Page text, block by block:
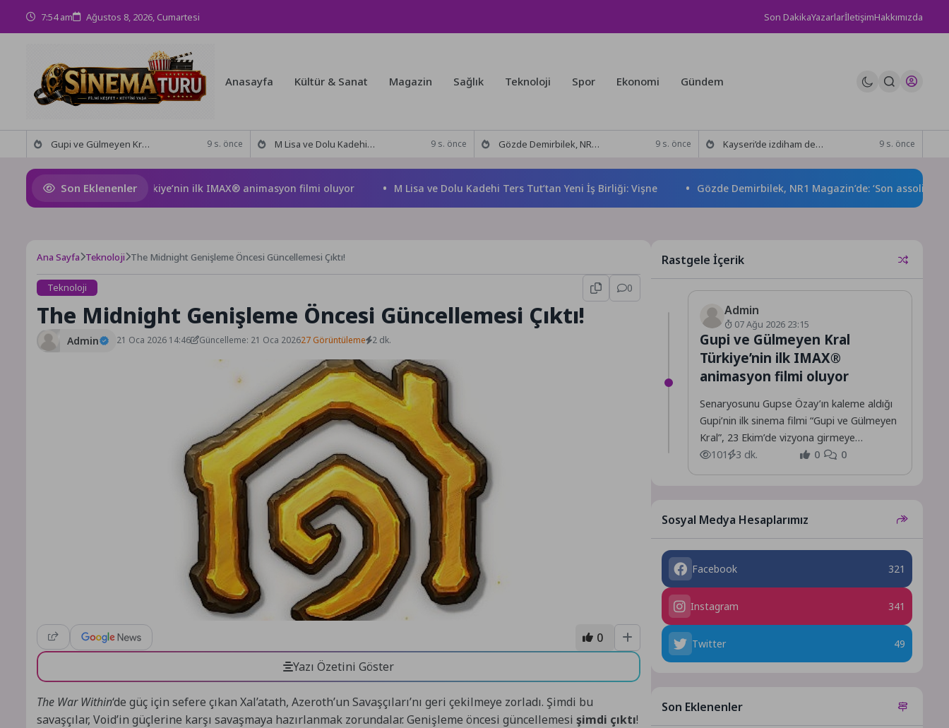
7:54 am Ağustos 8, 2026, Cumartesi Son DakikaYazarlarİletişimHakkımızda
Anasayfa Kültür & Sanat Magazin Sağlık Teknoloji Spor Ekonomi Gündem
Gupi ve Gülmeyen Kral Türkiye’nin ilk IMAX® animasyon filmi oluyor 9 s. önce M Lisa ve Dolu Kadehi Ters Tut’tan Yeni İş Birliği: Vişne 9 s. önce Gözde Demirbilek, NR1 Magazin’de: ‘Son assolist olarak var olacağım!’ 9 s. önce Kayseri’de izdiham değil, rekor vardı! 9 s. önce
Son Eklenenler
ve Gülmeyen Kral Türkiye’nin ilk IMAX® animasyon filmi oluyor M Lisa ve Dolu Kadehi Ters Tut’tan Yeni İş Birliği: Vişne Gözde Demirbilek, NR1 Magazin’de: ‘Son assolist olarak
Ana Sayfa Teknoloji The Midnight Genişleme Öncesi Güncellemesi Çıktı!
Teknoloji 0
The Midnight Genişleme Öncesi Güncellemesi Çıktı!
Admin 21 Oca 2026 14:46 Güncelleme: 21 Oca 202627 Görüntüleme 2 dk.
0
Yazı Özetini Göster
The War Within‘de güç için sefere çıkan Xal’atath, Azeroth’un Savaşçıları’nı geri çekilmeye zorladı. Şimdi bu
savaşçılar, Void’in güçlerine karşı savaşmaya hazırlanmak zorundalar. Genişleme öncesi güncellemesi şimdi çıktı!
Rastgele İçerik
Admin
07 Ağu 2026 23:15
Gupi ve Gülmeyen Kral
Türkiye’nin ilk IMAX®
animasyon filmi oluyor
Senaryosunu Gupse Özay’ın kaleme aldığı
Gupi’nin ilk sinema filmi “Gupi ve Gülmeyen
Kral”, 23 Ekim’de vizyona girmeye
hazırlanıyor.
101 3 dk. 0 0
Sosyal Medya Hesaplarımız
Facebook 321
Instagram 341
Twitter 49
Son Eklenenler